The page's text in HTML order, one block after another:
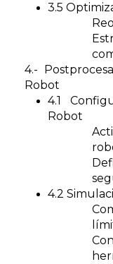
3.5
4.-
Robot
4.1
Robot
4.2